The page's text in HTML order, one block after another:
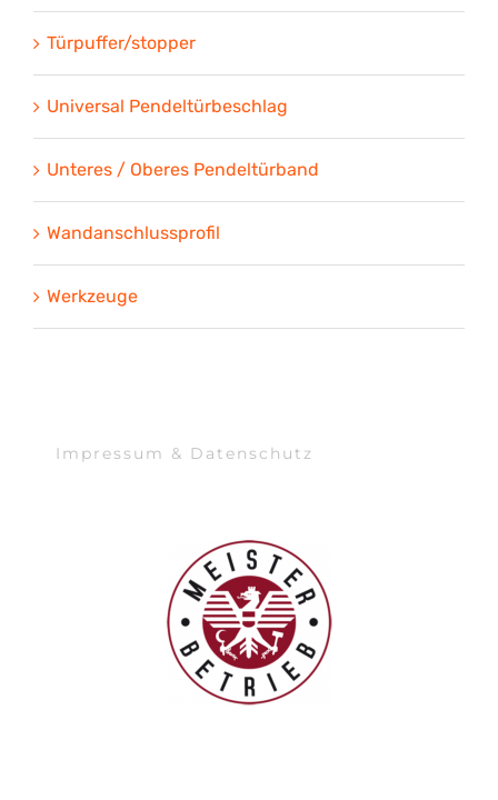
Türpuffer/stopper
Universal Pendeltürbeschlag
Unteres / Oberes Pendeltürband
Wandanschlussprofil
Werkzeuge
Impressum & Datenschutz